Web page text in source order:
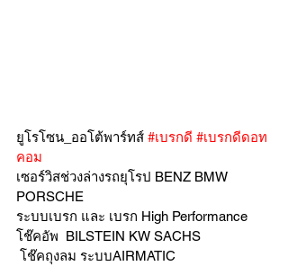
ยูโรโซน_ออโต้พาร์ทส์ #เบรกดี #เบรกดีดอท
คอม
เซอร์วิสช่วงล่างรถยุโรป BENZ BMW
PORSCHE
ระบบเบรก และ เบรก High Performance
โช๊คอัพ  BILSTEIN KW SACHS
โช๊คถุงลม ระบบAIRMATIC